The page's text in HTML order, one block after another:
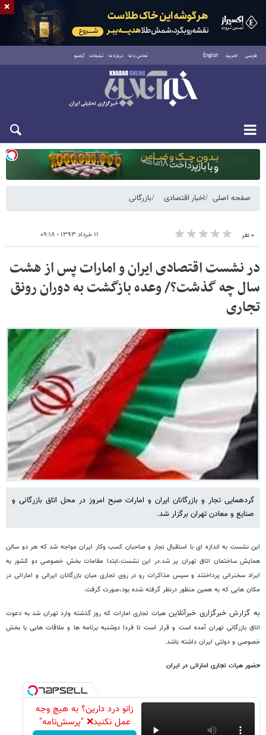
فارسی العربية English تماس با ما درباره ما تبلیغات آرشیو
یکشنبه ۱۸ مرداد ۱۴۰۵
صفحه اصلی اخبار اقتصادی بازرگانی
۰ نفر ۱۱ خرداد ۱۳۹۳ - ۰۹:۱۸
در نشست اقتصادی ایران و امارات پس از هشت
سال چه گذشت؟/ وعده بازگشت به دوران رونق
تجاری
گردهمایی تجار و بازرگانان ایران و امارات صبح امروز در محل اتاق بازرگانی و
صنایع و معادن تهران برگزار شد.
این نشست به اندازه ای با استقبال تجار و صاحبان کسب وکار ایران مواجه شد که هر دو سالن
همایش ساختمان اتاق تهران پر شد.در این نشست،ابتدا مقامات بخش خصوصی دو کشور به
ایراد سخنرانی پرداختند و سپس مذاکرات رو در روی تجاری میان بازرگانان ایرانی و اماراتی در
مکان هایی که به همین منظور درنظر گرفته شده بود،صورت گرفت.
به گزارش خبرگزاری خبرآنلاینهیات تجاری امارات که روز گذشته وارد تهران شد به دعوت
اتاق بازرگانی تهران آمده است و قرار است تا فردا دوشنبه برنامه ها و ملاقات هایی با بخش
خصوصی و دولتی ایران داشته باشد.
حضور هیات تجاری اماراتی در ایران
زانو درد دارین؟ به هیچ وجه
عمل نکنید❌ "پرسش‌نامه"
×